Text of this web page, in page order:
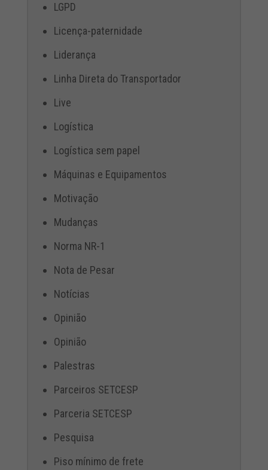
LGPD
Licença-paternidade
Liderança
Linha Direta do Transportador
Live
Logística
Logística sem papel
Máquinas e Equipamentos
Motivação
Mudanças
Norma NR-1
Nota de Pesar
Notícias
Opinião
Opinião
Palestras
Parceiros SETCESP
Parceria SETCESP
Pesquisa
Piso mínimo de frete